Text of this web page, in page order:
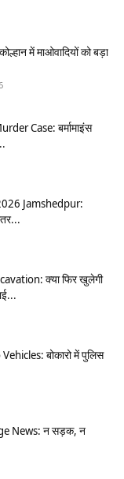
में माओवादियों को बड़ा
Case: बर्मामाइंस
Jamshedpur:
क्या फिर खुलेगी
बोकारो में पुलिस
News: न सड़क, न